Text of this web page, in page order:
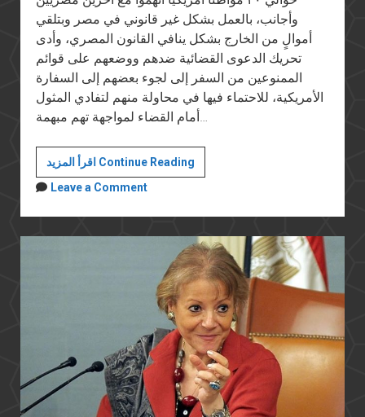
وأجانب، بالعمل بشكل غير قانوني في مصر وبتلقي
أموالٍ من الخارج بشكل ينافي القانون المصري، وأدى
تحريك الدعوى القضائية ضدهم ووضعهم على قوائم
الممنوعين من السفر إلى لجوء بعضهم إلى السفارة
الأمريكية، للاحتماء فيها في محاولة منهم لتفادي المثول
أمام القضاء لمواجهة تهم مبهمة…
اقرأ المزيد Continue Readingحقيقة
حملة
أبو
النجا
على
جمعيات
المجتمع
المدني
Leave a Comment